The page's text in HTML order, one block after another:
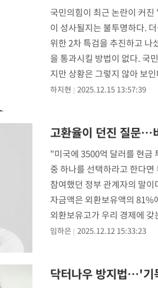
국민의힘이 최근 논란이 커
이 성사될지는 불투명하다.
위한 2차 특검을 추진하고 나
을 통과시킬 방법이 없다. 국
지만 상황은 그렇지 않아 보
않다.
하지현 2025.12.15 13:57:39
고환율이 던진 질문…
"미국에 3500억 달러를 현금
중 하나를 선택하라고 한다
참여했던 정부 관계자의 말
자금액은 외환보유액의 81%
외환보유고가 우리 경제에
임하은 2025.12.12 15:33:23
닥터나우 방지법…'